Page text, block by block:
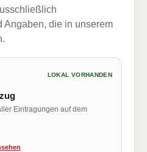
Angaben, die in unserem
LOKAL VORHANDEN
Eintragungen auf dem